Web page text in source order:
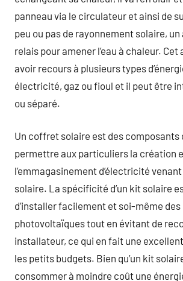
panneau via le circulateur et ainsi de
peu ou pas de rayonnement solaire,
relais pour amener l’eau à chaleur.
avoir recours à plusieurs types
électricité, gaz ou fioul et il peut être
ou séparé.
Un coffret solaire est des composants
permettre aux particuliers la création
l’emmagasinement d’électricité venant
solaire. La spécificité d’un kit solaire
d’installer facilement et soi-même
photovoltaïques tout en évitant de
installateur, ce qui en fait une
les petits budgets. Bien qu’un kit
consommer à moindre coût une